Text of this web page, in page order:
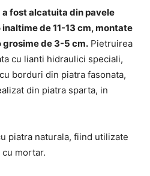
fost alcatuita din pavele
de 11-13 cm, montate
grosime de 3-5 cm. Pietruirea
cu lianti hidraulici speciali,
borduri din piatra fasonata,
din piatra sparta, in
piatra naturala, fiind utilizate
mortar.